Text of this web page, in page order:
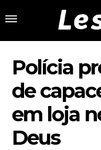
Polícia
de
em loja
Deus